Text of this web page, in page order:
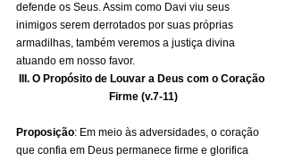
defende os Seus. Assim como Davi viu seus
inimigos serem derrotados por suas próprias
armadilhas, também veremos a justiça divina
atuando em nosso favor.
III. O Propósito de Louvar a Deus com o Coração
Firme (v.7-11)
Proposição: Em meio às adversidades, o coração
que confia em Deus permanece firme e glorifica